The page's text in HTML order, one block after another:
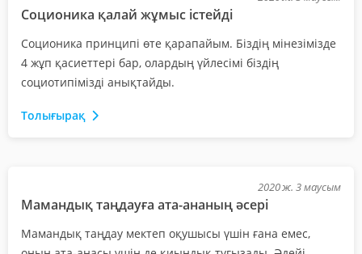
Соционика қалай жұмыс істейді
Соционика принципі өте қарапайым. Біздің мінезімізде
4 жұп қасиеттері бар, олардың үйлесімі біздің
социотипімізді анықтайды.
Толығырақ
2020 ж. 3 маусым
Мамандық таңдауға ата-ананың әсері
Мамандық таңдау мектеп оқушысы үшін ғана емес,